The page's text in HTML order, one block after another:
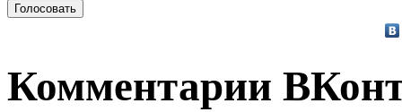
Комментарии